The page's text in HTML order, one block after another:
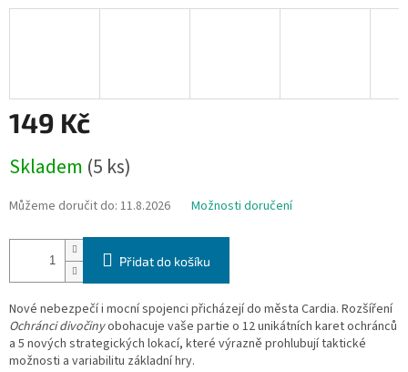
149 Kč
cena:
Skladem (5 ks)
Můžeme doručit do: 11.8.2026 Možnosti doručení
Přidat do košíku
Nové nebezpečí i mocní spojenci přicházejí do města Cardia. Rozšíření
Ochránci divočinyobohacuje vaše partie o 12 unikátních karet ochránců
a 5 nových strategických lokací, které výrazně prohlubují taktické
možnosti a variabilitu základní hry.